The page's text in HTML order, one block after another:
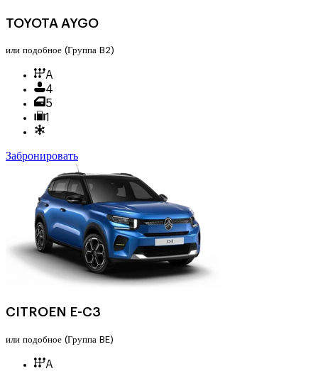
TOYOTA AYGO
или подобное (Группа B2)
A
4
5
1
Забронировать
CITROEN E-C3
или подобное (Группа BE)
A